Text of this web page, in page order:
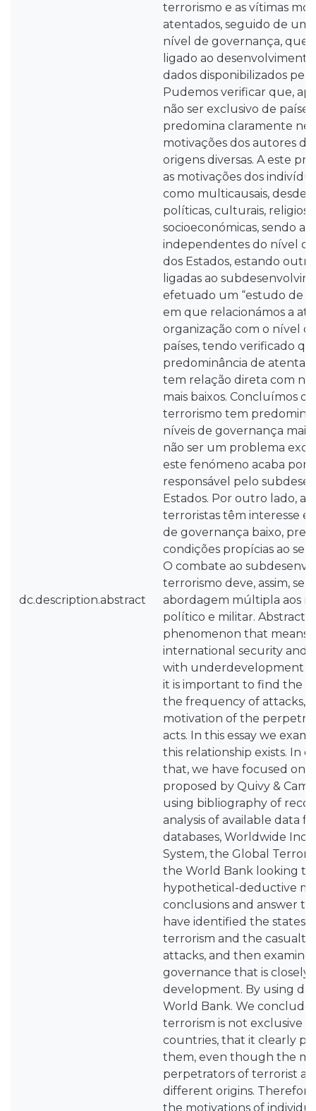
dc.description.abstract
terrorismo e as vítimas
atentados, seguido de
nível de governança, que
ligado ao
dados disponibilizados
Pudemos verificar que,
não ser exclusivo de
predomina claramente
motivações dos autores
origens diversas. A este
as motivações dos
como multicausais, desde
políticas, culturais,
socioeconómicas, sendo
independentes do nível
dos Estados, estando
ligadas ao
efetuado um “estudo de
em que relacionámos a
organização com o nível
países, tendo verificado
predominância de
tem relação direta com
mais baixos. Concluímos
terrorismo tem
níveis de governança mais
não ser um problema
este fenómeno acaba por
responsável pelo
Estados. Por outro lado, as
terroristas têm interesse
de governança baixo,
condições propícias ao
O combate ao
terrorismo deve, assim, ser
abordagem múltipla aos
político e militar. Abstract:
phenomenon that means
international security and
with underdevelopment
it is important to find the
the frequency of attacks,
motivation of the
acts. In this essay we
this relationship exists. In
that, we have focused on
proposed by Quivy &
using bibliography of
analysis of available data
databases, Worldwide
System, the Global
the World Bank looking
hypothetical-deductive
conclusions and answer
have identified the states
terrorism and the
attacks, and then
governance that is closely
development. By using
World Bank. We
terrorism is not exclusive
countries, that it clearly
them, even though the
perpetrators of terrorist
different origins.
the motivations of